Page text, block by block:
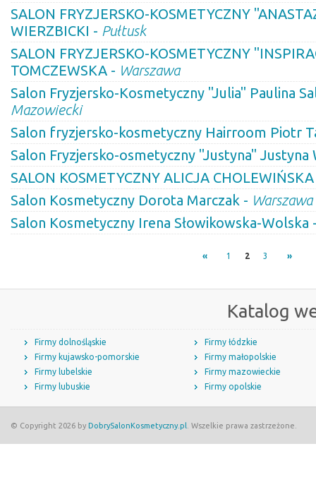
SALON FRYZJERSKO-KOSMETYCZNY
WIERZBICKI - Pułtusk
SALON FRYZJERSKO-KOSMETYCZNY
TOMCZEWSKA - Warszawa
Salon Fryzjersko-Kosmetyczny "Julia" Paulina
Mazowiecki
Salon fryzjersko-kosmetyczny Hairroom Piotr
Salon Fryzjersko-osmetyczny "Justyna"
SALON KOSMETYCZNY ALICJA
Salon Kosmetyczny Dorota Marczak - Warszawa
Salon Kosmetyczny Irena Słowikowska-Wolska
« 1 2 3 »
Katalog
Firmy dolnośląskie
Firmy kujawsko-pomorskie
Firmy lubelskie
Firmy lubuskie
Firmy łódzkie
Firmy małopolskie
Firmy mazowieckie
Firmy opolskie
© Copyright 2026 by DobrySalonKosmetyczny.pl . Wszelkie prawa zastrzeżone.